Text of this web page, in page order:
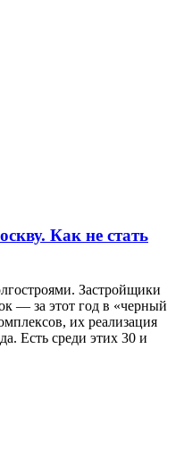
Как не стать
Застройщики
— за этот год в «черный
их реализация
Есть среди этих 30 и